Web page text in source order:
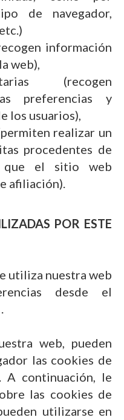
de navegador,
información
web),
(recogen
preferencias y
los usuarios),
realizar un
procedentes de
que el sitio web
afiliación).
POR ESTE
utiliza nuestra web
desde el
.
web, pueden
las cookies de
A continuación, le
las cookies de
utilizarse en